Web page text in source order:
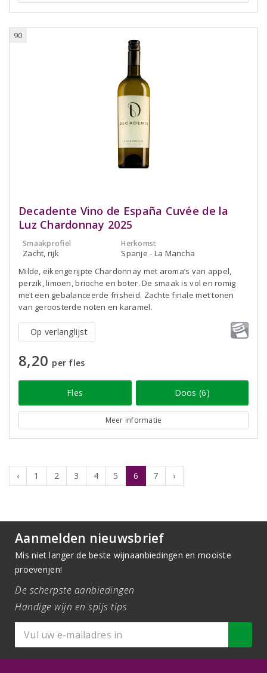
90
Decadente Vino de España Cuvée de la
Luz Chardonnay 2025
Smaakprofiel
Zacht, rijk
Herkomst
Spanje - La Mancha
Milde, eikengerijpte Chardonnay met aroma’s van appel,
perzik, limoen, brioche en boter. De smaak is vol en romig
met een gebalanceerde frisheid. Zachte finale met tonen
van geroosterde noten en karamel.
Op verlanglijst
8,20 per fles
Fles Doos (6)
Meer informatie
‹ 1 2 3 4 5 6 7 ›
Aanmelden nieuwsbrief
Mis niet langer de beste wijnaanbiedingen en mooiste
proeverijen!
De scherpste aanbiedingen
Handige wijn en spijs tips